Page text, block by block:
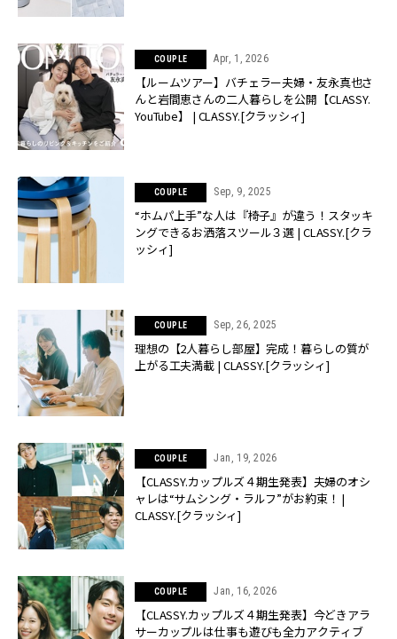
COUPLE Apr, 1, 2026
【ルームツアー】バチェラー夫婦・友永真也さ
んと岩間恵さんの二人暮らしを公開【CLASSY.
YouTube】 | CLASSY.[クラッシィ]
COUPLE Sep, 9, 2025
“ホムパ上手”な人は『椅子』が違う！スタッキ
ングできるお洒落スツール３選 | CLASSY.[クラ
ッシィ]
COUPLE Sep, 26, 2025
理想の【2人暮らし部屋】完成！暮らしの質が
上がる工夫満載 | CLASSY.[クラッシィ]
COUPLE Jan, 19, 2026
【CLASSY.カップルズ４期生発表】夫婦のオシ
ャレは“サムシング・ラルフ”がお約束！ |
CLASSY.[クラッシィ]
COUPLE Jan, 16, 2026
【CLASSY.カップルズ４期生発表】今どきアラ
サーカップルは仕事も遊びも全力アクティブ